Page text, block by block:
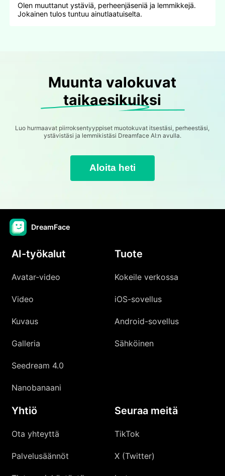
Olen muuttanut ystäviä, perheenjäseniä ja lemmikkejä.
Jokainen tulos tuntuu ainutlaatuiselta.
Muunta valokuvat
taikaesikuiksi
Luo hurmaavat piirroksentyyppiset muotokuvat itsestäsi, perheestäsi,
ystävistäsi ja lemmikistäsi Dreamface AI:n avulla.
Aloita heti
DreamFace
AI-työkalut
Avatar-video
Video
Kuvaus
Galleria
Seedream 4.0
Nanobanaani
Tuote
Kokeile verkossa
iOS-sovellus
Android-sovellus
Sähköinen
Yhtiö
Ota yhteyttä
Palvelusäännöt
Seuraa meitä
TikTok
X (Twitter)